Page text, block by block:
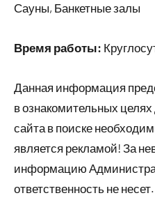
Сауны, Банкетные залы
Время работы:
Данная информация
в ознакомительных
сайта в поиске
является рекламой! За
информацию
ответственность не несет.